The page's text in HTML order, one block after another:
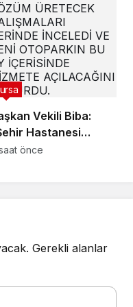
Vekili Biba:
Hastanesi
bu ay hizmete
önce
Gerekli alanlar